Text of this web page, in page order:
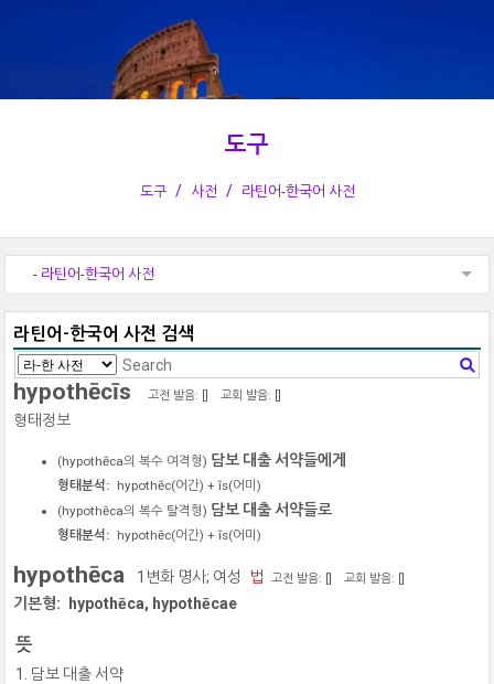
도구
도구 사전 라틴어-한국어 사전
- 라틴어-한국어 사전
라틴어-한국어 사전 검색
hypothēcīs 고전 발음: [] 교회 발음: []
형태정보
(hypothēca의 복수 여격형) 담보 대출 서약들에게
형태분석: hypothēc(어간) +īs(어미)
(hypothēca의 복수 탈격형) 담보 대출 서약들로
형태분석: hypothēc(어간) +īs(어미)
hypothēca 1변화 명사; 여성 법 고전 발음: [] 교회 발음: []
기본형: hypothēca, hypothēcae
뜻
담보 대출 서약